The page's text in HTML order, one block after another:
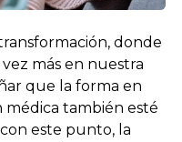
donde
más en nuestra
que la forma en
médica también esté
este punto, la